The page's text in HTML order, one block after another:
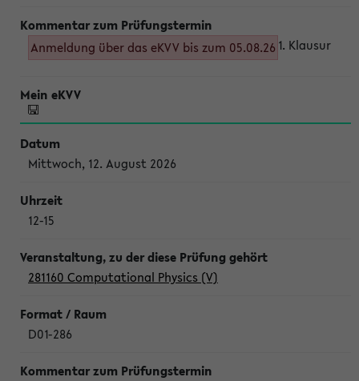
Anmeldung über das eKVV bis zum 05.08.26 1. Klausur
Mittwoch, 12. August 2026
12-15
281160 Computational Physics (V)
D01-286